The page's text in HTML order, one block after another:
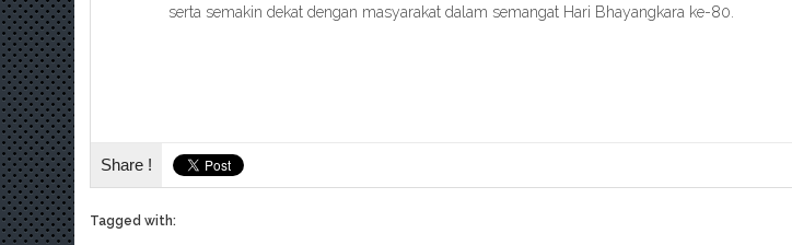
serta semakin dekat dengan masyarakat dalam semangat Hari Bhayangkara ke-80.
Share !
Tagged with: